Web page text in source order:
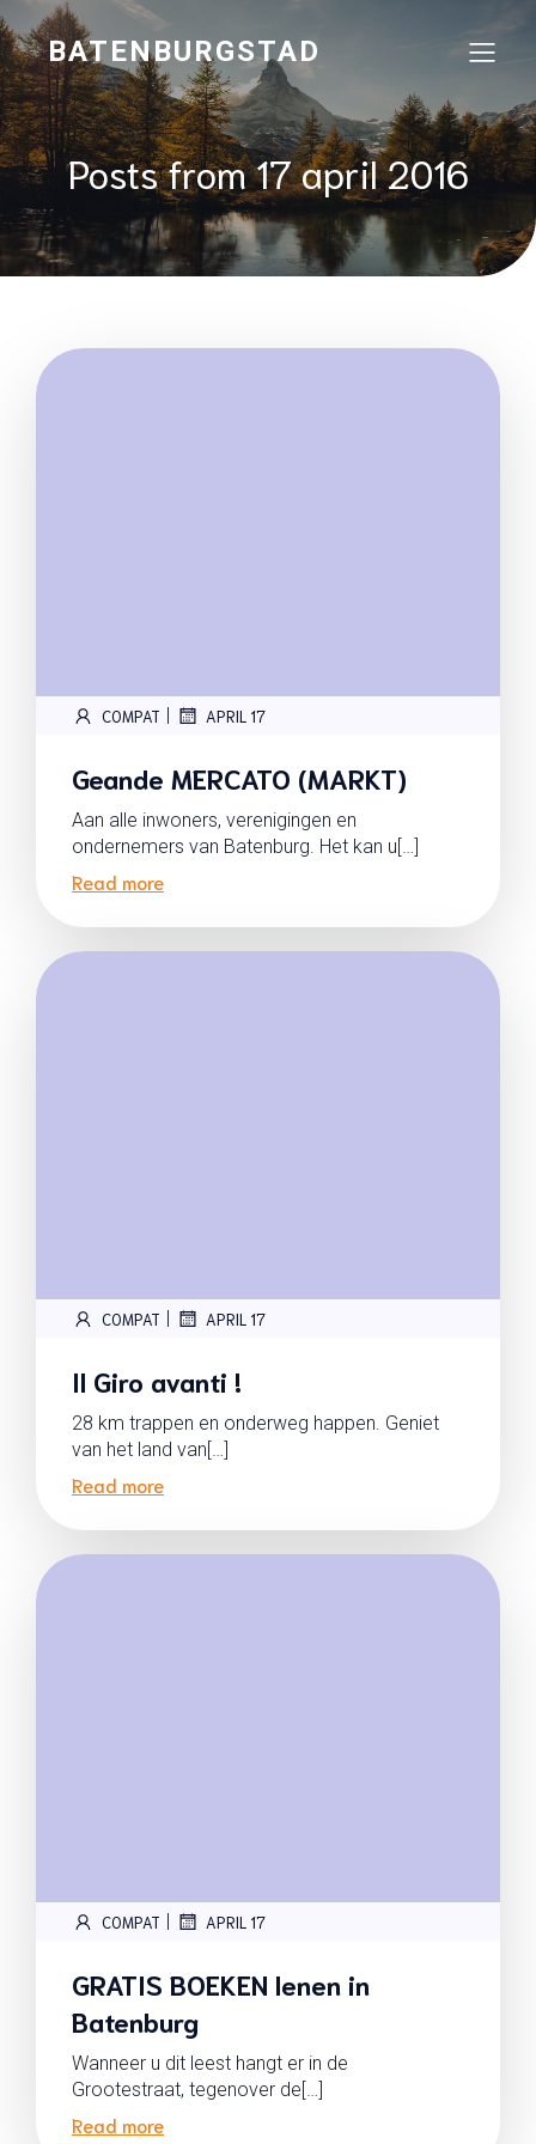
BATENBURGSTAD
Posts from 17 april 2016
COMPAT | APRIL 17
Geande MERCATO (MARKT)
Aan alle inwoners, verenigingen en
ondernemers van Batenburg. Het kan u[…]
Read more
COMPAT | APRIL 17
Il Giro avanti !
28 km trappen en onderweg happen. Geniet
van het land van[…]
Read more
COMPAT | APRIL 17
GRATIS BOEKEN lenen in
Batenburg
Wanneer u dit leest hangt er in de
Grootestraat, tegenover de[…]
Read more